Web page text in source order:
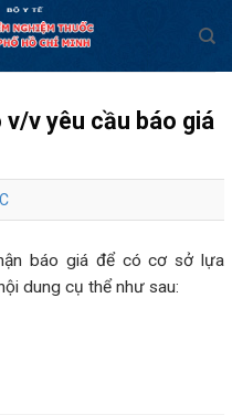
v/v yêu cầu báo giá
báo giá để có cơ sở lựa
dung cụ thể như sau: